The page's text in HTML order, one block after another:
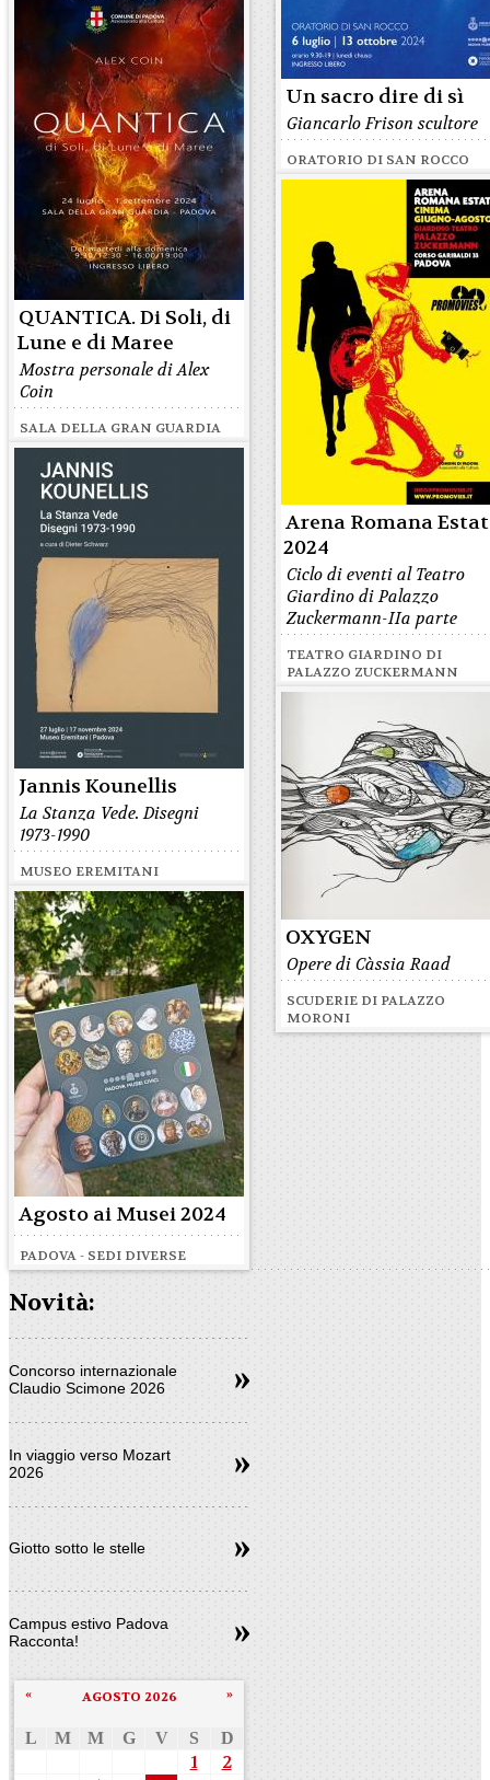
Un sacro dire di sì
Giancarlo Frison scultore
ORATORIO DI SAN ROCCO
QUANTICA. Di Soli, di
Lune e di Maree
Mostra personale di Alex
Coin
SALA DELLA GRAN GUARDIA
Arena Romana
2024
Ciclo di eventi al Teatro
Giardino di Palazzo
Zuckermann-IIa parte
TEATRO GIARDINO DI
PALAZZO ZUCKERMANN
Jannis Kounellis
La Stanza Vede. Disegni
1973-1990
MUSEO EREMITANI
OXYGEN
Opere di Càssia Raad
SCUDERIE DI PALAZZO
MORONI
Agosto ai Musei 2024
PADOVA - SEDI DIVERSE
Novità:
Concorso internazionale
Claudio Scimone 2026
In viaggio verso Mozart
2026
Giotto sotto le stelle
Campus estivo Padova
Racconta!
AGOSTO 2026
« »
L M M G V S D
1
2